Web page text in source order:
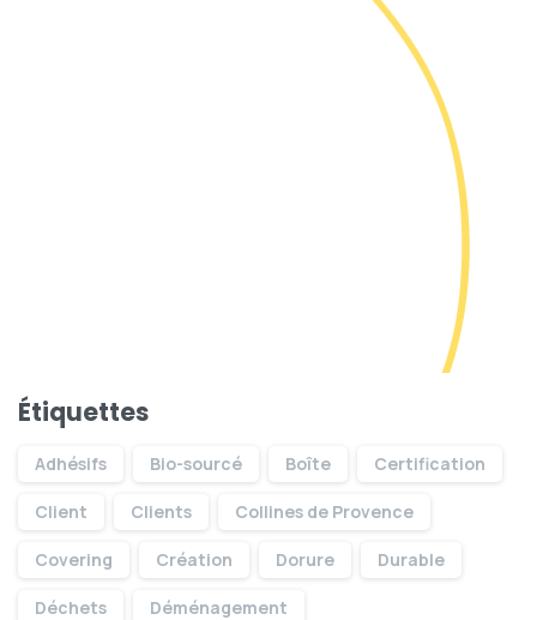
Étiquettes
Adhésifs Bio-sourcé Boîte Certification
Client Clients Collines de Provence
Covering Création Dorure Durable
Déchets Déménagement
Savoir faire